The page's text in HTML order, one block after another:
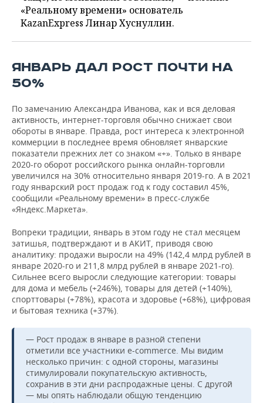
«Реальному времени» основатель
KazanExpress Линар Хуснуллин.
ЯНВАРЬ ДАЛ РОСТ ПОЧТИ НА
50%
По замечанию Александра Иванова, как и вся деловая
активность, интернет-торговля обычно снижает свои
обороты в январе. Правда, рост интереса к электронной
коммерции в последнее время обновляет январские
показатели прежних лет со знаком «+». Только в январе
2020-го оборот российского рынка онлайн-торговли
увеличился на 30% относительно января 2019-го. А в 2021
году январский рост продаж год к году составил 45%,
сообщили «Реальному времени» в пресс-службе
«Яндекс.Маркета».
Вопреки традиции, январь в этом году не стал месяцем
затишья, подтверждают и в АКИТ, приводя свою
аналитику: продажи выросли на 49% (142,4 млрд рублей в
январе 2020-го и 211,8 млрд рублей в январе 2021-го).
Сильнее всего выросли следующие категории: товары
для дома и мебель (+246%), товары для детей (+140%),
спорттовары (+78%), красота и здоровье (+68%), цифровая
и бытовая техника (+37%).
— Рост продаж в январе в разной степени
отметили все участники e-commerce. Мы видим
несколько причин: с одной стороны, магазины
стимулировали покупательскую активность,
сохранив в эти дни распродажные цены. С другой
— мы опять наблюдали общую тенденцию